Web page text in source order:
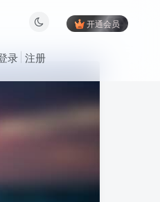
开通会员
录 注册